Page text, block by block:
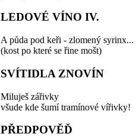
LEDOVÉ VÍNO IV.
A půda pod keři - zlomený syrinx...
(kost po které se řine mošt)
SVÍTIDLA ZNOVÍN
Miluješ zářivky
všude kde šumí tramínové vířivky!
PŘEDPOVĚĎ